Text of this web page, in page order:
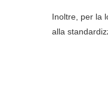
Inoltre, per la
alla